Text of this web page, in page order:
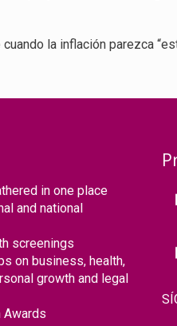
la inflación parezca
in one place
and national
screenings
on business, health,
growth and legal
Awards